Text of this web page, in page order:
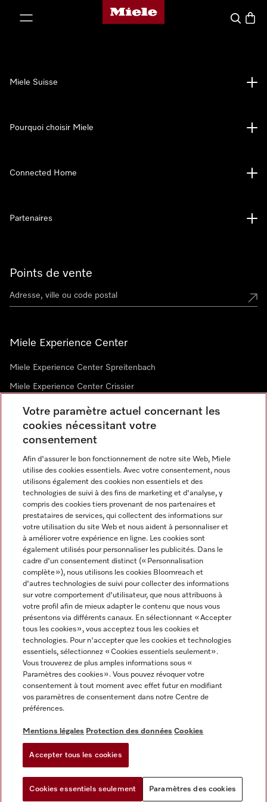
Page d'accueil de Miele
Search
Points de vente
Miele Experience Center
Miele Experience Center Spreitenbach
Miele Experience Center Crissier
Newsletter
Langue
FRANÇAIS
Miele Suisse
Pourquoi choisir Miele
Connected Home
Partenaires
Mentions légales
CGV
Protection des données
Paramètres des cookies
Miele sur Youtube
Votre paramètre actuel concernant les
cookies nécessitant votre
consentement
Afin d'assurer le bon fonctionnement de notre site Web, Miele
utilise des cookies essentiels. Avec votre consentement, nous
utilisons également des cookies non essentiels et des
technologies de suivi à des fins de marketing et d'analyse, y
compris des cookies tiers provenant de nos partenaires et
prestataires de services, qui collectent des informations sur
votre utilisation du site Web et nous aident à personnaliser et
à améliorer votre expérience en ligne. Les cookies sont
également utilisés pour personnaliser les publicités. Dans le
cadre d'un consentement distinct (« Personnalisation
complète »), nous utilisons les cookies Bloomreach et
d'autres technologies de suivi pour collecter des informations
sur votre comportement d'utilisateur, que nous attribuons à
votre profil afin de mieux adapter le contenu que nous vous
présentons via différents canaux. En sélectionnant « Accepter
tous les cookies », vous acceptez tous les cookies et
technologies. Pour n'accepter que les cookies et technologies
essentiels, sélectionnez « Cookies essentiels seulement».
Vous trouverez de plus amples informations sous «
Paramètres des cookies ». Vous pouvez révoquer votre
consentement à tout moment avec effet futur en modifiant
vos paramètres de consentement dans notre Centre de
préférences.
Mentions légales Protection des données Cookies
Accepter tous les cookies
Cookies essentiels seulement Paramètres des cookies